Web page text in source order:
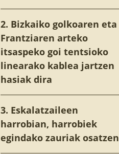
2. Bizkaiko golkoaren eta
Frantziaren arteko
itsaspeko goi tentsioko
linearako kablea jartzen
hasiak dira
3. Eskalatzaileen
harrobian, harrobiek
egindako zauriak osatzen